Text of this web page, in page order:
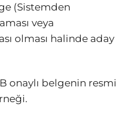
(Sistemden
veya
olması halinde aday
onaylı belgenin resmi